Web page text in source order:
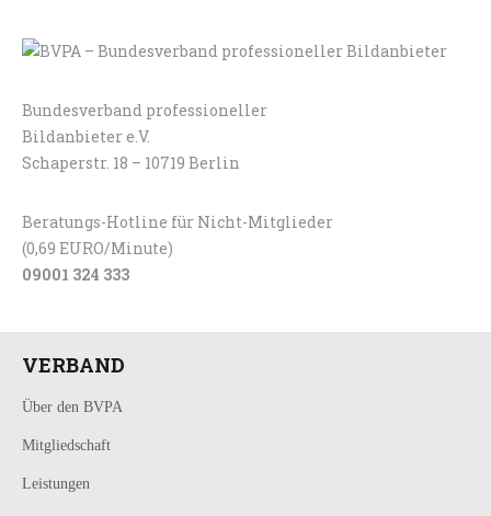
Bundesverband professioneller
Bildanbieter e.V.
Schaperstr. 18 – 10719 Berlin
Beratungs-Hotline für Nicht-Mitglieder
(0,69 EURO/Minute)
09001 324 333
VERBAND
Über den BVPA
Mitgliedschaft
Leistungen